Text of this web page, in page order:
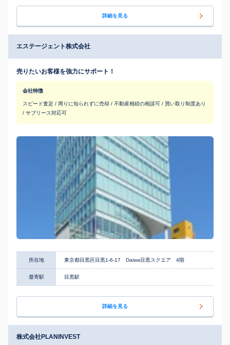
詳細を見る
エステージェント株式会社
売りたいお客様を強力にサポート！
会社特徴
スピード査定 / 周りに知られずに売却 / 不動産相続の相談可 / 買い取り制度あり
/ サブリース対応可
所在地 東京都目黒区目黒1-6-17 Daiwa目黒スクエア 4階
最寄駅 目黒駅
詳細を見る
株式会社PLANINVEST